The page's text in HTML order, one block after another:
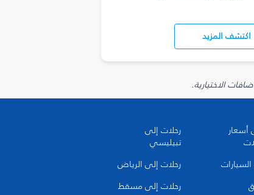
اكتشف المزيد
أسعار
السيارات
رحلات إلى
تبيليسي
رحلات إلى الرياض
رحلات إلى مسقط